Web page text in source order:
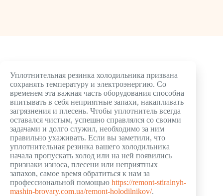
Уплотнительная резинка холодильника призвана
сохранять температуру и электроэнергию. Со
временем эта важная часть оборудования способна
впитывать в себя неприятные запахи, накапливать
загрязнения и плесень. Чтобы уплотнитель всегда
оставался чистым, успешно справлялся со своими
задачами и долго служил, необходимо за ним
правильно ухаживать. Если вы заметили, что
уплотнительная резинка вашего холодильника
начала пропускать холод или на ней появились
признаки износа, плесени или неприятных
запахов, самое время обратиться к нам за
профессиональной помощью https://remont-stiralnyh-
mashin-brovary.com.ua/remont-holodilnikov/.